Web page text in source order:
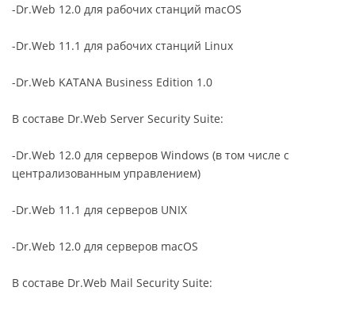
-Dr.Web 12.0 для рабочих станций macOS
-Dr.Web 11.1 для рабочих станций Linux
-Dr.Web KATANA Business Edition 1.0
В составе Dr.Web Server Security Suite:
-Dr.Web 12.0 для серверов Windows (в том числе с
централизованным управлением)
-Dr.Web 11.1 для серверов UNIX
-Dr.Web 12.0 для серверов macOS
В составе Dr.Web Mail Security Suite: